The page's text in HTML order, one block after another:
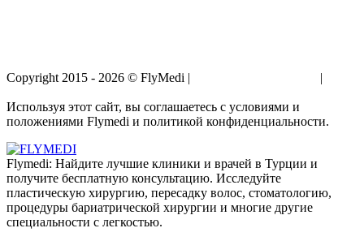
Copyright 2015 - 2026 © FlyMedi |
|
Используя этот сайт, вы соглашаетесь с условиями и
положениями Flymedi и политикой конфиденциальности.
Flymedi: Найдите лучшие клиники и врачей в Турции и
получите бесплатную консультацию. Исследуйте
пластическую хирургию, пересадку волос, стоматологию,
процедуры бариатрической хирургии и многие другие
специальности с легкостью.